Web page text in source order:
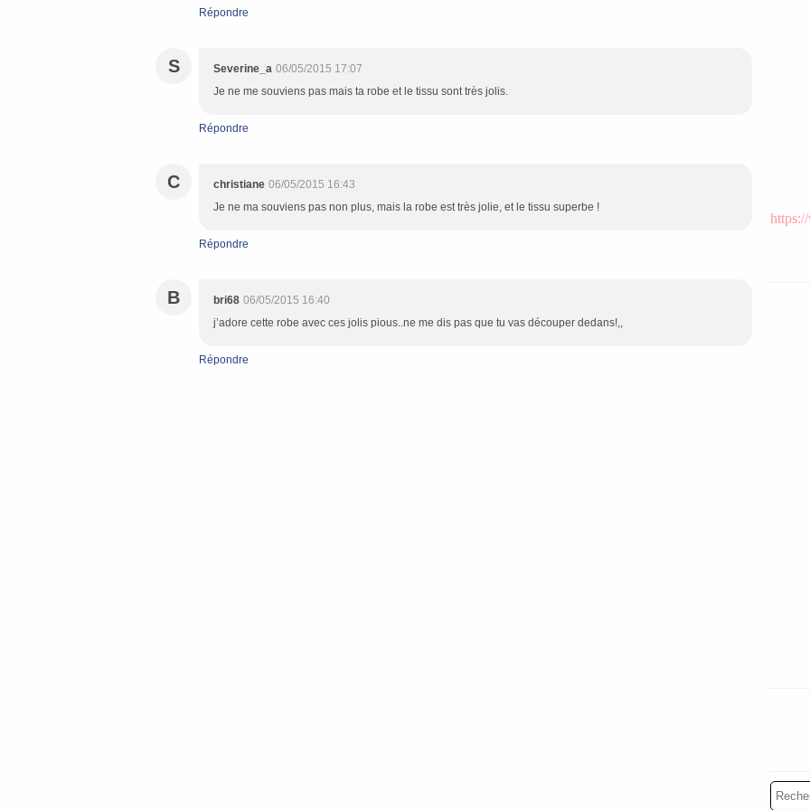
Répondre
S Severine_a 06/05/2015 17:07
Je ne me souviens pas mais ta robe et le tissu sont très jolis.
Répondre
C christiane 06/05/2015 16:43
Je ne ma souviens pas non plus, mais la robe est très jolie, et le tissu superbe !
Répondre
B bri68 06/05/2015 16:40
j’adore cette robe avec ces jolis pious..ne me dis pas que tu vas découper dedans!,,
Répondre